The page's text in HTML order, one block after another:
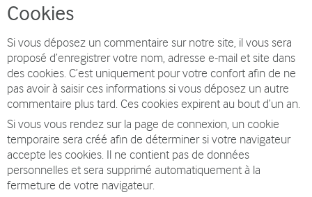
Cookies
Si vous déposez un commentaire sur notre site, il vous sera
proposé d’enregistrer votre nom, adresse e-mail et site dans
des cookies. C’est uniquement pour votre confort afin de ne
pas avoir à saisir ces informations si vous déposez un autre
commentaire plus tard. Ces cookies expirent au bout d’un an.
Si vous vous rendez sur la page de connexion, un cookie
temporaire sera créé afin de déterminer si votre navigateur
accepte les cookies. Il ne contient pas de données
personnelles et sera supprimé automatiquement à la
fermeture de votre navigateur.